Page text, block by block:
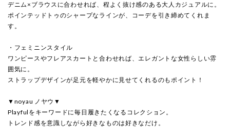
デニム×ブラウスに合わせれば、程よく抜け感のある大人カジュアルに。
ポインテッドトゥのシャープなラインが、コーデを引き締めてくれま
す。
・フェミニンスタイル
ワンピースやフレアスカートと合わせれば、エレガントな女性らしい雰
囲気に。
ストラップデザインが足元を軽やかに見せてくれるのもポイント！
▼noyau ノヤウ▼
Playfulをキーワードに毎日履きたくなるコレクション。
トレンド感を意識しながら好きなものは好きなだけ。